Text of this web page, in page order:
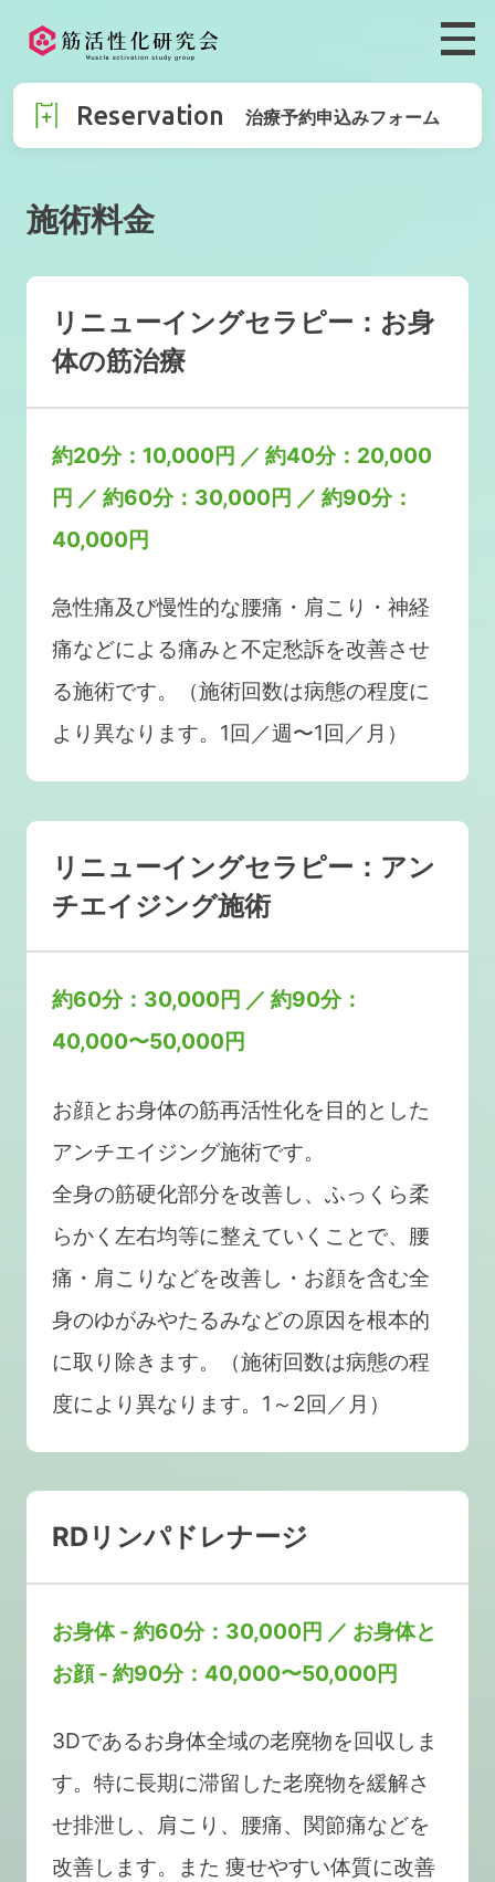
Reservation 治療予約申込みフォーム
施術料金
リニューイングセラピー：お身
体の筋治療
約20分：10,000円 ／ 約40分：20,000
円 ／ 約60分：30,000円 ／ 約90分：
40,000円
急性痛及び慢性的な腰痛・肩こり・神経
痛などによる痛みと不定愁訴を改善させ
る施術です。（施術回数は病態の程度に
より異なります。1回／週〜1回／月）
リニューイングセラピー：アン
チエイジング施術
約60分：30,000円 ／ 約90分：
40,000〜50,000円
お顔とお身体の筋再活性化を目的とした
アンチエイジング施術です。
全身の筋硬化部分を改善し、ふっくら柔
らかく左右均等に整えていくことで、腰
痛・肩こりなどを改善し・お顔を含む全
身のゆがみやたるみなどの原因を根本的
に取り除きます。（施術回数は病態の程
度により異なります。1～2回／月）
RDリンパドレナージ
お身体 - 約60分：30,000円 ／ お身体と
お顔 - 約90分：40,000〜50,000円
3Dであるお身体全域の老廃物を回収しま
す。特に長期に滞留した老廃物を緩解さ
せ排泄し、肩こり、腰痛、関節痛などを
改善します。また 痩せやすい体質に改善